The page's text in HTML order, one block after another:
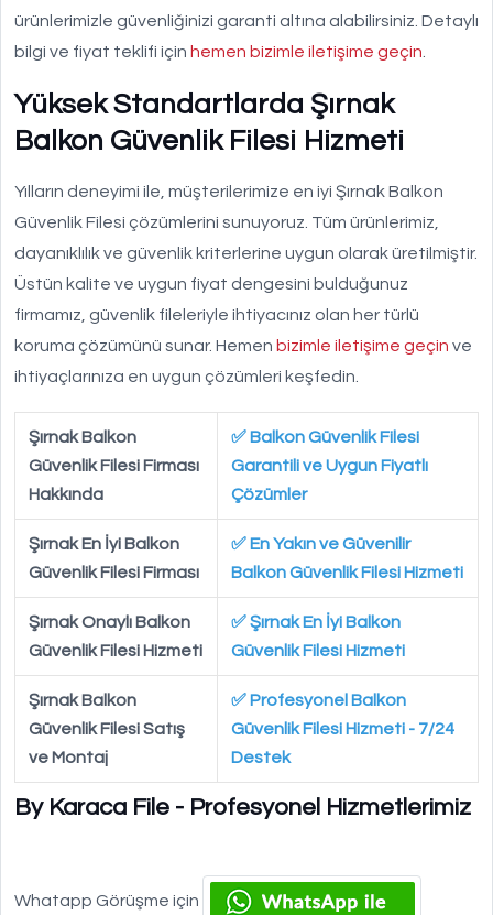
ürünlerimizle güvenliğinizi garanti altına alabilirsiniz. Detaylı
bilgi ve fiyat teklifi için hemen bizimle iletişime geçin
Yüksek Standartlarda Şırnak
Balkon Güvenlik Filesi Hizmeti
Yılların deneyimi ile, müşterilerimize en iyi Şırnak Balkon
Güvenlik Filesi çözümlerini sunuyoruz. Tüm ürünlerimiz,
dayanıklılık ve güvenlik kriterlerine uygun olarak üretilmiştir.
Üstün kalite ve uygun fiyat dengesini bulduğunuz
firmamız, güvenlik fileleriyle ihtiyacınız olan her türlü
koruma çözümünü sunar. Hemen bizimle iletişime geçin ve
ihtiyaçlarınıza en uygun çözümleri keşfedin.
By Karaca File - Profesyonel Hizmetlerimiz
Şırnak Balkon
Güvenlik Filesi Firması
Hakkında
✅ Balkon Güvenlik Filesi
Garantili ve Uygun Fiyatlı
Çözümler
Şırnak En İyi Balkon
Güvenlik Filesi Firması
✅ En Yakın ve Güvenilir
Balkon Güvenlik Filesi Hizmeti
Şırnak Onaylı Balkon
Güvenlik Filesi Hizmeti
✅ Şırnak En İyi Balkon
Güvenlik Filesi Hizmeti
Şırnak Balkon
Güvenlik Filesi Satış
ve Montaj
✅ Profesyonel Balkon
Güvenlik Filesi Hizmeti - 7/24
Destek
Whatapp Görüşme için